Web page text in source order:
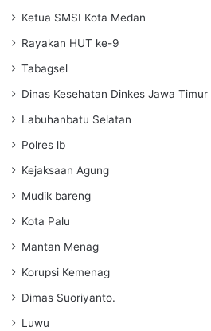
Ketua SMSI Kota Medan
Rayakan HUT ke-9
Tabagsel
Dinas Kesehatan Dinkes Jawa Timur
Labuhanbatu Selatan
Polres lb
Kejaksaan Agung
Mudik bareng
Kota Palu
Mantan Menag
Korupsi Kemenag
Dimas Suoriyanto.
Luwu